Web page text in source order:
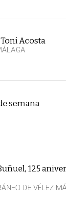
Acosta
semana
125
DE VÉLEZ-